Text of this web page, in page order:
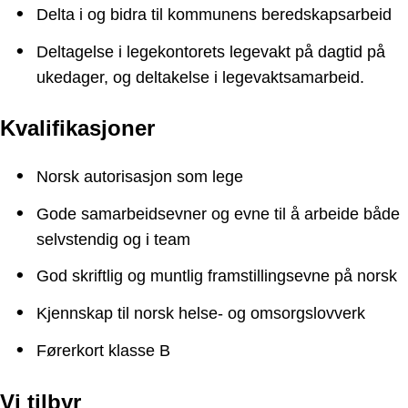
Delta i og bidra til kommunens beredskapsarbeid
Deltagelse i legekontorets legevakt på dagtid på
ukedager, og deltakelse i legevaktsamarbeid.
Kvalifikasjoner
Norsk autorisasjon som lege
Gode samarbeidsevner og evne til å arbeide både
selvstendig og i team
God skriftlig og muntlig framstillingsevne på norsk
Kjennskap til norsk helse- og omsorgslovverk
Førerkort klasse B
Vi tilbyr